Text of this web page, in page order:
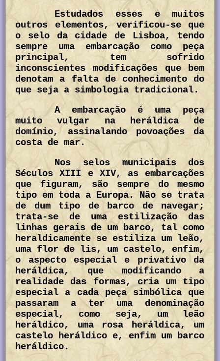
Estudados esses e muitos
outros elementos, verificou-se que
o selo da cidade de Lisboa, tendo
sempre uma embarcação como peça
principal, tem sofrido
inconscientes modificações que bem
denotam a falta de conhecimento do
que seja a simbologia tradicional.
A embarcação é uma peça
muito vulgar na heráldica de
domínio, assinalando povoações da
costa de mar.
Nos selos municipais dos
Séculos XIII e XIV, as embarcações
que figuram, são sempre do mesmo
tipo em toda a Europa. Não se trata
de dum tipo de barco de navegar;
trata-se de uma estilização das
linhas gerais de um barco, tal como
heraldicamente se estiliza um leão,
uma flor de lis, um castelo, enfim,
o aspecto especial e privativo da
heráldica, que modificando a
realidade das formas, cria um tipo
especial a cada peça simbólica que
passaram a ter uma denominação
especial, como seja, um leão
heráldico, uma rosa heráldica, um
castelo heráldico e, enfim um barco
heráldico.